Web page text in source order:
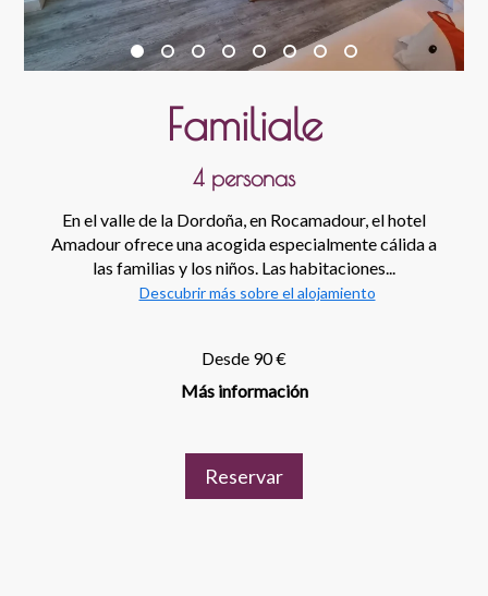
Familiale
4 personas
En el valle de la Dordoña, en Rocamadour, el hotel
Amadour ofrece una acogida especialmente cálida a
las familias y los niños. Las habitaciones...
Descubrir más sobre el alojamiento
Desde 90 €
Más información
Reservar